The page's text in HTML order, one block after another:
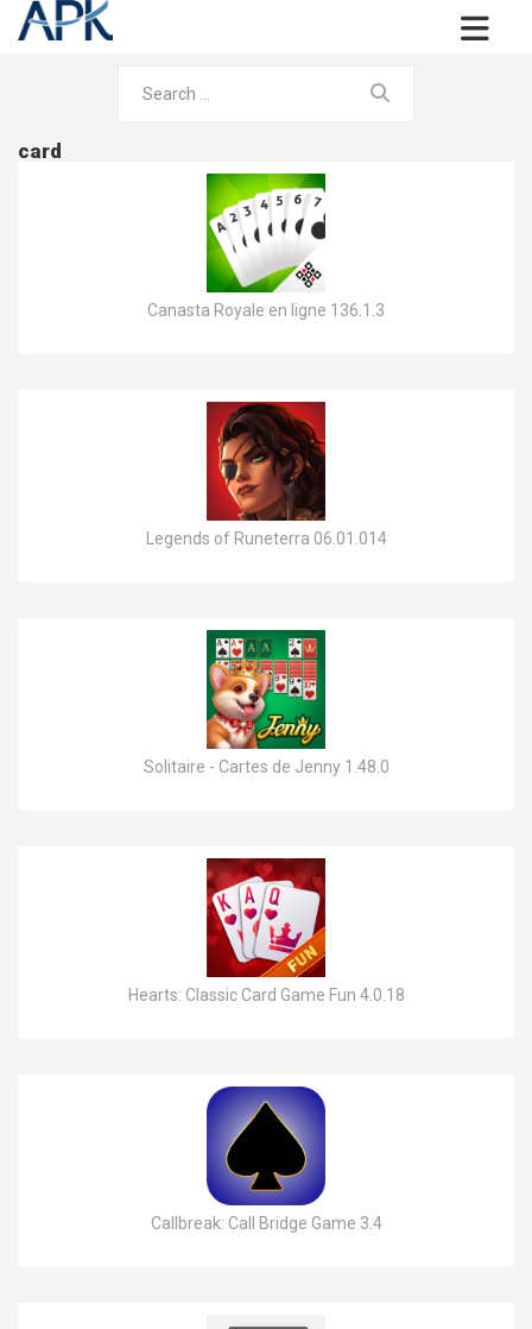
card
Canasta Royale en ligne 136.1.3
Legends of Runeterra 06.01.014
Solitaire - Cartes de Jenny 1.48.0
Hearts: Classic Card Game Fun 4.0.18
Callbreak: Call Bridge Game 3.4